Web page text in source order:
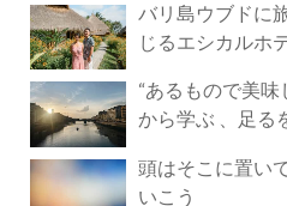
バリ島ウブドに
じるエシカルホ
“あるもので美
から学ぶ 、足る
頭はそこに置い
いこう